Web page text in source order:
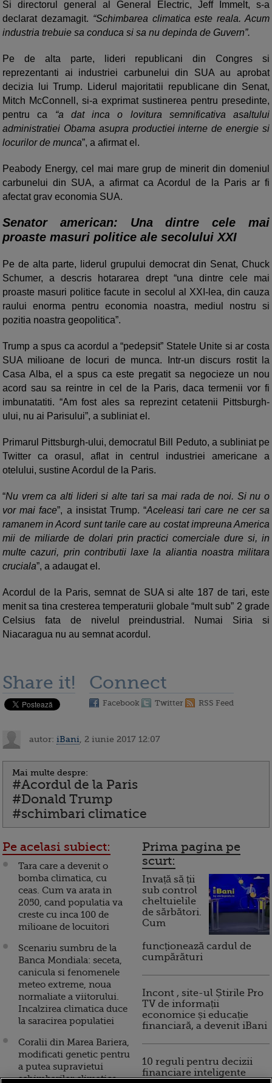
Si directorul general al General Electric, Jeff Immelt, s-a
declarat dezamagit. “Schimbarea climatica este reala. Acum
industria trebuie sa conduca si sa nu depinda de Guvern”.
Pe de alta parte, lideri republicani din Congres si
reprezentanti ai industriei carbunelui din SUA au aprobat
decizia lui Trump. Liderul majoritatii republicane din Senat,
Mitch McConnell, si-a exprimat sustinerea pentru presedinte,
pentru ca “a dat inca o lovitura semnificativa asaltului
administratiei Obama asupra productiei interne de energie si
locurilor de munca”, a afirmat el.
Peabody Energy, cel mai mare grup de minerit din domeniul
carbunelui din SUA, a afirmat ca Acordul de la Paris ar fi
afectat grav economia SUA.
Senator american: Una dintre cele mai
proaste masuri politice ale secolului XXI
Pe de alta parte, liderul grupului democrat din Senat, Chuck
Schumer, a descris hotararea drept “una dintre cele mai
proaste masuri politice facute in secolul al XXI-lea, din cauza
raului enorma pentru economia noastra, mediul nostru si
pozitia noastra geopolitica”.
Trump a spus ca acordul a “pedepsit” Statele Unite si ar costa
SUA milioane de locuri de munca. Intr-un discurs rostit la
Casa Alba, el a spus ca este pregatit sa negocieze un nou
acord sau sa reintre in cel de la Paris, daca termenii vor fi
imbunatatiti. “Am fost ales sa reprezint cetatenii Pittsburgh-
ului, nu ai Parisului”, a subliniat el.
Primarul Pittsburgh-ului, democratul Bill Peduto, a subliniat pe
Twitter ca orasul, aflat in centrul industriei americane a
otelului, sustine Acordul de la Paris.
“Nu vrem ca alti lideri si alte tari sa mai rada de noi. Si nu o
vor mai face”, a insistat Trump. “Aceleasi tari care ne cer sa
ramanem in Acord sunt tarile care au costat impreuna America
mii de miliarde de dolari prin practici comerciale dure si, in
multe cazuri, prin contributii laxe la aliantia noastra militara
cruciala”, a adaugat el.
Acordul de la Paris, semnat de SUA si alte 187 de tari, este
menit sa tina cresterea temperaturii globale “mult sub” 2 grade
Celsius fata de nivelul preindustrial. Numai Siria si
Niacaragua nu au semnat acordul.
Share it! Connect
Facebook Twitter RSS Feed
autor: iBani , 2 iunie 2017 12:07
Mai multe despre:
#Acordul de la Paris
#Donald Trump
#schimbari climatice
Pe acelasi subiect:
Tara care a devenit o
bomba climatica, cu
ceas. Cum va arata in
2050, cand populatia va
creste cu inca 100 de
milioane de locuitori
Scenariu sumbru de la
Banca Mondiala: seceta,
canicula si fenomenele
meteo extreme, noua
normaliate a viitorului.
Incalzirea climatica duce
la saracirea populatiei
Coralii din Marea Bariera,
modificati genetic pentru
a putea supravietui
schimbarilor climatice
Prima pagina pe
scurt:
Invață să ții
sub control
cheltuielile
de sărbători.
Cum
funcționează cardul de
cumpărături
Incont , site-ul Știrile Pro
TV de informații
economice și educație
financiară, a devenit iBani
10 reguli pentru decizii
financiare inteligente